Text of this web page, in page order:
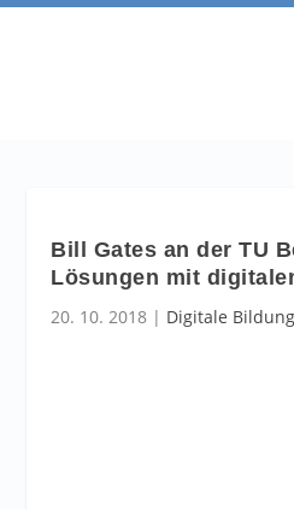
Bill Gates an der TU
Lösungen mit
20. 10. 2018 | Digitale Bildung